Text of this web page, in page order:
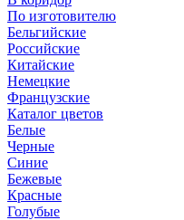
По изготовителю
Бельгийские
Российские
Китайские
Немецкие
Французские
Каталог цветов
Белые
Черные
Синие
Бежевые
Красные
Голубые